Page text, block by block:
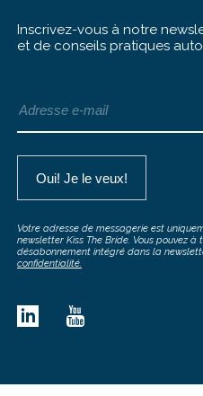
Inscrivez-vous à notre
et de conseils pratiques
Votre adresse de messagerie est
newsletter Kiss The Bride. Vous pouvez
désabonnement intégré dans la
confidentialité.